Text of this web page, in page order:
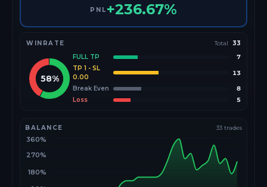
PNL +236.67%
WINRATE Total 33
58%
FULL TP
7
TP 1 - SL
0.00
13
Break Even
8
Loss
5
BALANCE 33 trades
180%
270%
360%